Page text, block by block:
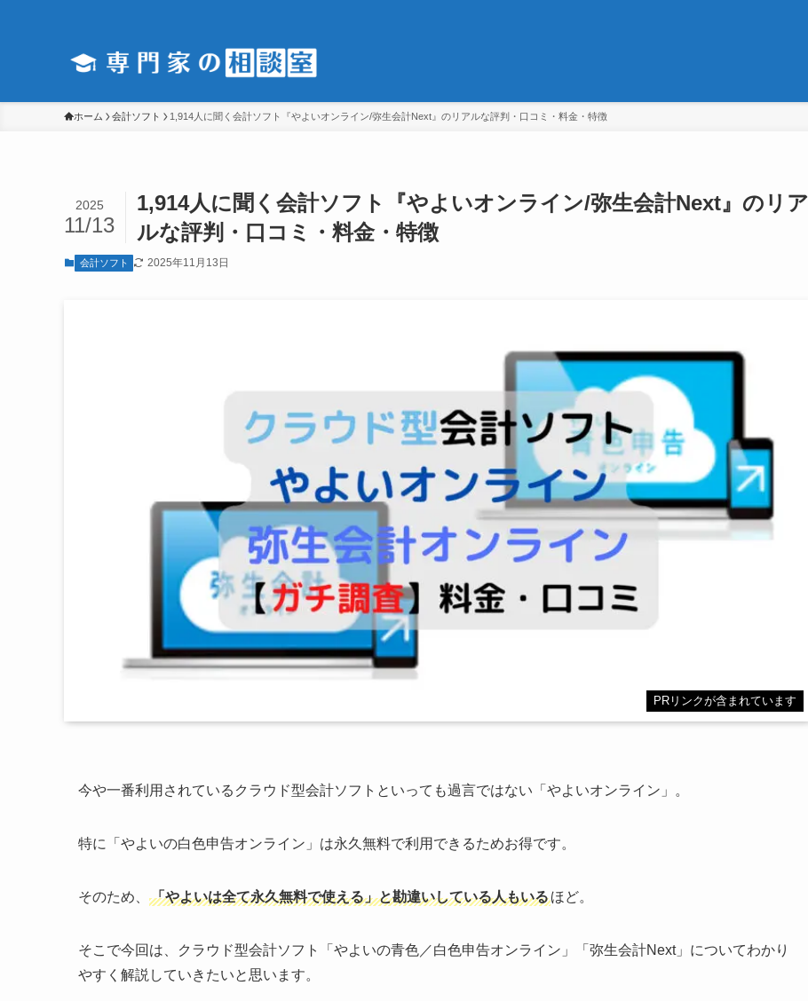
ホーム 会計ソフト 1,914人に聞く会計ソフト『やよいオンライン/弥生会計Next』のリアルな評判・口コミ・料金・特徴
1,914人に聞く会計ソフト『やよいオンライン/弥生会計Next』のリア
ルな評判・口コミ・料金・特徴
2025
11/13
会計ソフト 2025年11月13日
PRリンクが含まれています
今や一番利用されているクラウド型会計ソフトといっても過言ではない「やよいオンライン」。
特に「やよいの白色申告オンライン」は永久無料で利用できるためお得です。
そのため、 「やよいは全て永久無料で使える」と勘違いしている人もいるほど。
そこで今回は、 クラウド型会計ソフト 「やよいの青色／白色申告オンライン」
「弥生会計Next」についてわかり
やすく解説していきたいと思います。